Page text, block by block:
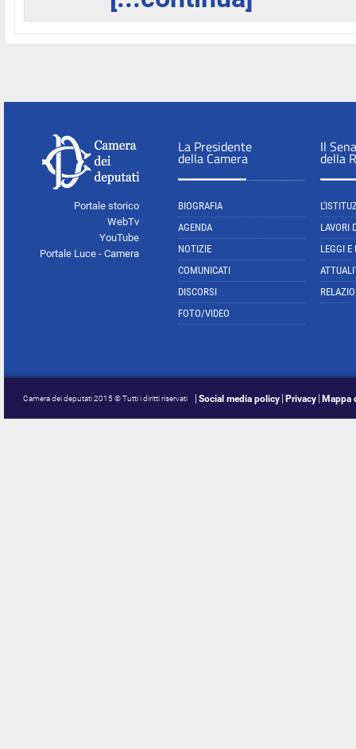
Portale storico
WebTv
YouTube
Portale Luce - Camera
La Presidente
della Camera
BIOGRAFIA
AGENDA
NOTIZIE
COMUNICATI
DISCORSI
FOTO/VIDEO
Il
della
LAVORI
LEGGI E
Camera dei deputati 2015 © Tutti i diritti riservati Social media policy Privacy Mappa